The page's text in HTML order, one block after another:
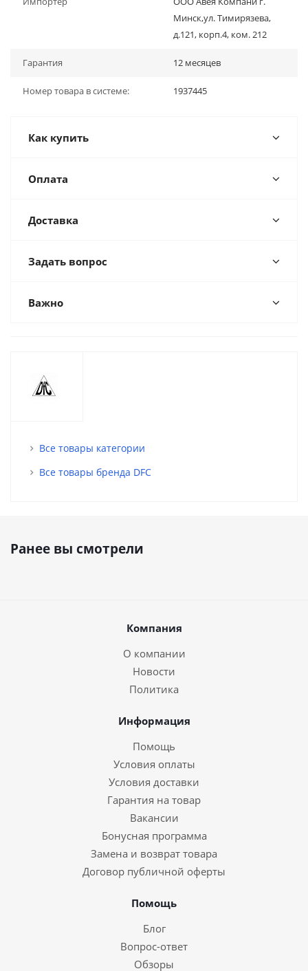
Минск,ул. Тимирязева,
д.121, корп.4, ком. 212
Гарантия 12 месяцев
Номер товара в системе: 1937445
Как купить
Оплата
Доставка
Задать вопрос
Важно
Все товары категории
Все товары бренда DFC
Ранее вы смотрели
Компания
О компании
Новости
Политика
Информация
Помощь
Условия оплаты
Условия доставки
Гарантия на товар
Вакансии
Бонусная программа
Замена и возврат товара
Договор публичной оферты
Помощь
Блог
Вопрос-ответ
Обзоры